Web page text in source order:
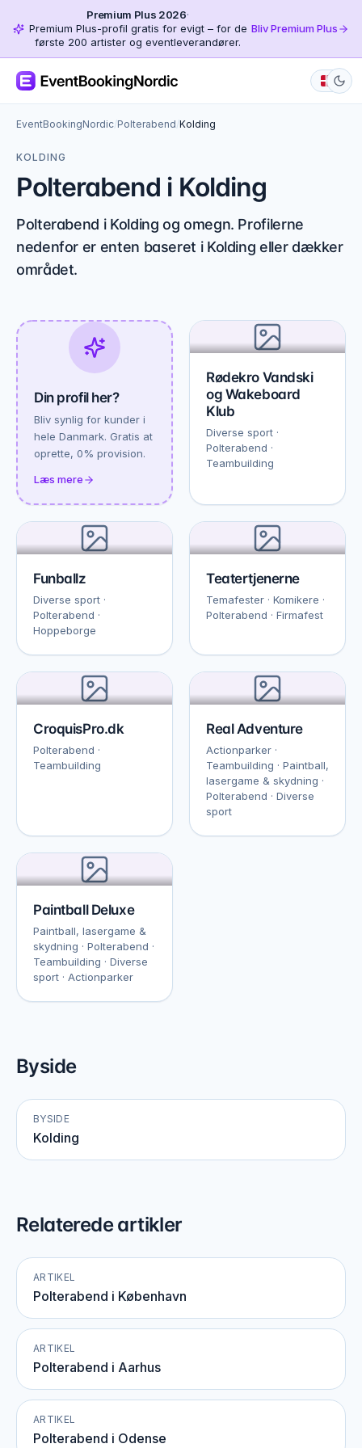
Premium Plus 2026·
Premium Plus-profil gratis for evigt – for de
første 200 artister og eventleverandører.
Bliv Premium Plus
EventBookingNordic/Polterabend/Kolding
KOLDING
Polterabend i Kolding
Polterabend i Kolding og omegn. Profilerne
nedenfor er enten baseret i Kolding eller dækker
området.
Din profil her?
Bliv synlig for kunder i
hele Danmark. Gratis at
oprette, 0% provision.
Læs mere
Rødekro Vandski
og Wakeboard
Klub
Diverse sport ·
Polterabend ·
Teambuilding
Funballz
Diverse sport ·
Polterabend ·
Hoppeborge
Teatertjenerne
Temafester · Komikere ·
Polterabend · Firmafest
CroquisPro.dk
Polterabend ·
Teambuilding
Real Adventure
Actionparker ·
Teambuilding · Paintball,
lasergame & skydning ·
Polterabend · Diverse
sport
Paintball Deluxe
Paintball, lasergame &
skydning · Polterabend ·
Teambuilding · Diverse
sport · Actionparker
Byside
BYSIDE
Kolding
Relaterede artikler
ARTIKEL
Polterabend i København
ARTIKEL
Polterabend i Aarhus
ARTIKEL
Polterabend i Odense